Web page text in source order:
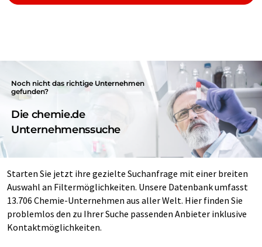
Noch nicht das richtige Unternehmen
gefunden?
Die chemie.de
Unternehmenssuche
Starten Sie jetzt ihre gezielte Suchanfrage mit einer breiten
Auswahl an Filtermöglichkeiten. Unsere Datenbank umfasst
13.706 Chemie-Unternehmen aus aller Welt. Hier finden Sie
problemlos den zu Ihrer Suche passenden Anbieter inklusive
Kontaktmöglichkeiten.